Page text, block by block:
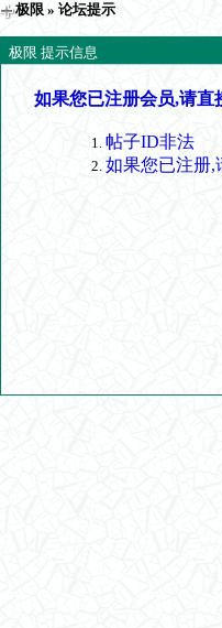
极限 » 论坛提示
极限 提示信息
如果您已注册会员,请直
帖子ID非法
如果您已注册,